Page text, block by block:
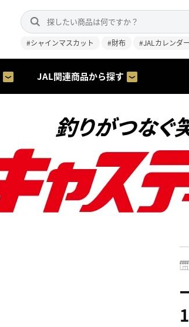
#シャインマスカット #財布 #JALカレンダー
JAL関連商品から探す